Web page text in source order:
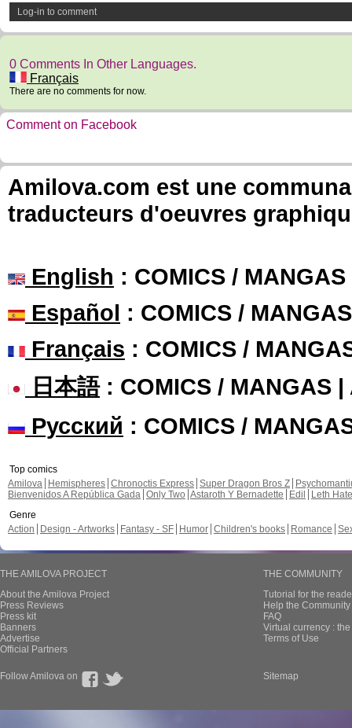
Log-in to comment
0 Comments In Other Languages.
Français
There are no comments for now.
Comment on Facebook
Amilova.com est une
traducteurs d'oeuvres
English : COMICS /
Español : COMICS /
Français : COMICS /
日本語: COMICS / MANGAS |
Русский : COMICS /
Top comics
Amilova
Hemispheres Chronoctis Express Super Dragon Bros Z
Bienvenidos A República Gada Only Two Astaroth Y Bernadette Edil
Leth Hate
Genre
Action
Design - Artworks Fantasy - SF Humor Children's books Romance
THE AMILOVA PROJECT
About the Amilova Project
Press Reviews
Press kit
Banners
Advertise
Official Partners
THE COMMUNITY
Tutorial for the
Help the
FAQ
Virtual currency :
Terms of Use
Follow Amilova on Sitemap